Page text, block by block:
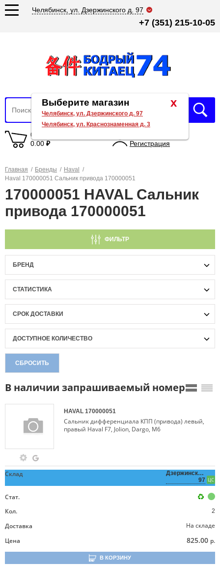
Челябинск, ул. Дзержинского д. 97
+7 (351) 215-10-05
0 товаров
0.00 ₽
Регистрация
Главная / Бренды / Haval
/
Haval 170000051 Сальник привода 170000051
170000051 HAVAL Сальник
привода 170000051
ФИЛЬТР
БРЕНД
СТАТИСТИКА
СРОК ДОСТАВКИ
ДОСТУПНОЕ КОЛИЧЕСТВО
СБРОСИТЬ
В наличии запрашиваемый номер
HAVAL 170000051
Сальник дифференциала КПП (привода) левый,
правый Haval F7, Jolion, Dargo, M6
Склад
Дзержинского,
97 ЦС
Стат.
Кол.
2
Доставка
На складе
Цена
825.00 р.
В КОРЗИНУ
x
Выберите магазин
Челябинск, ул. Дзержинского д. 97
Челябинск, ул. Краснознаменная д. 3